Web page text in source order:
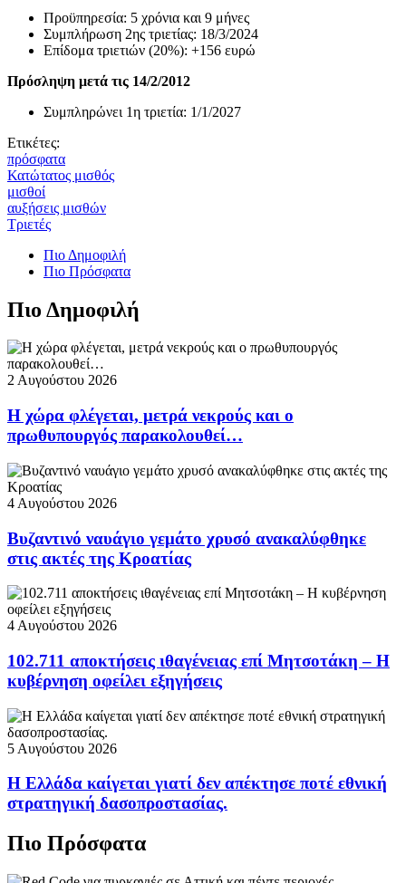
Προϋπηρεσία: 5 χρόνια και 9 μήνες
Συμπλήρωση 2ης τριετίας: 18/3/2024
Επίδομα τριετιών (20%): +156 ευρώ
Πρόσληψη μετά τις 14/2/2012
Συμπληρώνει 1η τριετία: 1/1/2027
Ετικέτες:
πρόσφατα
Κατώτατος μισθός
μισθοί
αυξήσεις μισθών
Τριετές
Πιο Δημοφιλή
Πιο Πρόσφατα
Πιο Δημοφιλή
2 Αυγούστου 2026
Η χώρα φλέγεται, μετρά νεκρούς και ο
πρωθυπουργός παρακολουθεί…
4 Αυγούστου 2026
Βυζαντινό ναυάγιο γεμάτο χρυσό ανακαλύφθηκε
στις ακτές της Κροατίας
4 Αυγούστου 2026
102.711 αποκτήσεις ιθαγένειας επί Μητσοτάκη – Η
κυβέρνηση οφείλει εξηγήσεις
5 Αυγούστου 2026
Η Ελλάδα καίγεται γιατί δεν απέκτησε ποτέ εθνική
στρατηγική δασοπροστασίας.
Πιο Πρόσφατα